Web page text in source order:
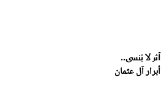
أثر لا يُنسى..
أبرار آل عثمان